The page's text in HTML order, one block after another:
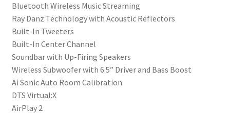
Bluetooth Wireless Music Streaming
Ray Danz Technology with Acoustic Reflectors
Built-In Tweeters
Built-In Center Channel
Soundbar with Up-Firing Speakers
Wireless Subwoofer with 6.5” Driver and Bass Boost
Ai Sonic Auto Room Calibration
DTS Virtual:X
AirPlay 2